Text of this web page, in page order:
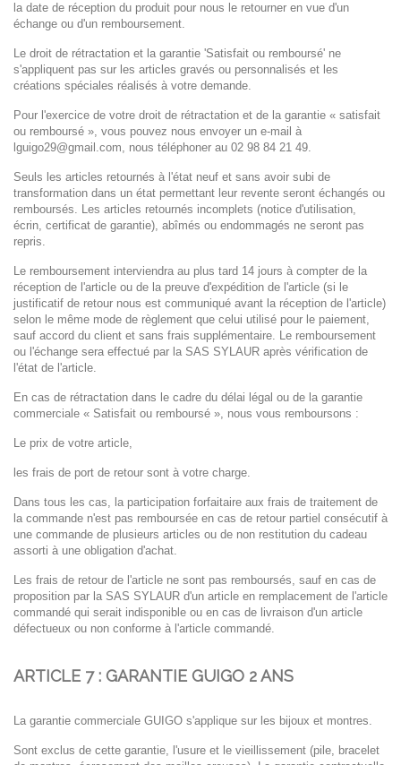
la date de réception du produit pour nous le retourner en vue d'un
échange ou d'un remboursement.
Le droit de rétractation et la garantie 'Satisfait ou remboursé' ne
s'appliquent pas sur les articles gravés ou personnalisés et les
créations spéciales réalisés à votre demande.
Pour l'exercice de votre droit de rétractation et de la garantie « satisfait
ou remboursé », vous pouvez nous envoyer un e-mail à
lguigo29@gmail.com, nous téléphoner au 02 98 84 21 49.
Seuls les articles retournés à l'état neuf et sans avoir subi de
transformation dans un état permettant leur revente seront échangés ou
remboursés. Les articles retournés incomplets (notice d'utilisation,
écrin, certificat de garantie), abîmés ou endommagés ne seront pas
repris.
Le remboursement interviendra au plus tard 14 jours à compter de la
réception de l'article ou de la preuve d'expédition de l'article (si le
justificatif de retour nous est communiqué avant la réception de l'article)
selon le même mode de règlement que celui utilisé pour le paiement,
sauf accord du client et sans frais supplémentaire. Le remboursement
ou l'échange sera effectué par la SAS SYLAUR après vérification de
l'état de l'article.
En cas de rétractation dans le cadre du délai légal ou de la garantie
commerciale « Satisfait ou remboursé », nous vous remboursons :
Le prix de votre article,
les frais de port de retour sont à votre charge.
Dans tous les cas, la participation forfaitaire aux frais de traitement de
la commande n'est pas remboursée en cas de retour partiel consécutif à
une commande de plusieurs articles ou de non restitution du cadeau
assorti à une obligation d'achat.
Les frais de retour de l'article ne sont pas remboursés, sauf en cas de
proposition par la SAS SYLAUR d'un article en remplacement de l'article
commandé qui serait indisponible ou en cas de livraison d'un article
défectueux ou non conforme à l'article commandé.
ARTICLE 7 : GARANTIE GUIGO 2 ANS
La garantie commerciale GUIGO s'applique sur les bijoux et montres.
Sont exclus de cette garantie, l'usure et le vieillissement (pile, bracelet